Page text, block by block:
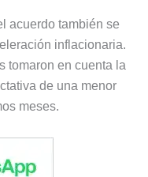
acuerdo también se
inflacionaria.
tomaron en cuenta la
de una menor
meses.